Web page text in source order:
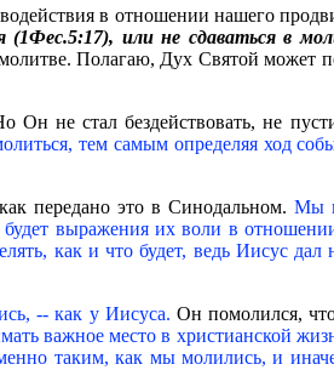
в отношении нашего
(1Фес.5:17), или не сдаваться в
Полагаю, Дух Святой может
Он не стал бездействовать, не
тем самым определяя ход
передано это в Синодальном. Мы
будет выражения их воли в
как и что будет, ведь Иисус дал
-- как у Иисуса. Он помолился,
важное место в христианской
таким, как мы молились, и